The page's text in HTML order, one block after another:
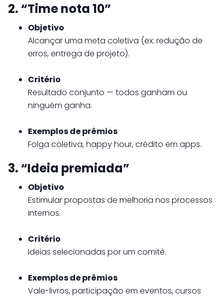
2. “Time nota 10”
Objetivo
Alcançar uma meta coletiva (ex: redução de
erros, entrega de projeto).
Critério
Resultado conjunto — todos ganham ou
ninguém ganha.
Exemplos de prêmios
Folga coletiva, happy hour, crédito em apps.
3. “Ideia premiada”
Objetivo
Estimular propostas de melhoria nos processos
internos.
Critério
Ideias selecionadas por um comitê.
Exemplos de prêmios
Vale-livros, participação em eventos, cursos